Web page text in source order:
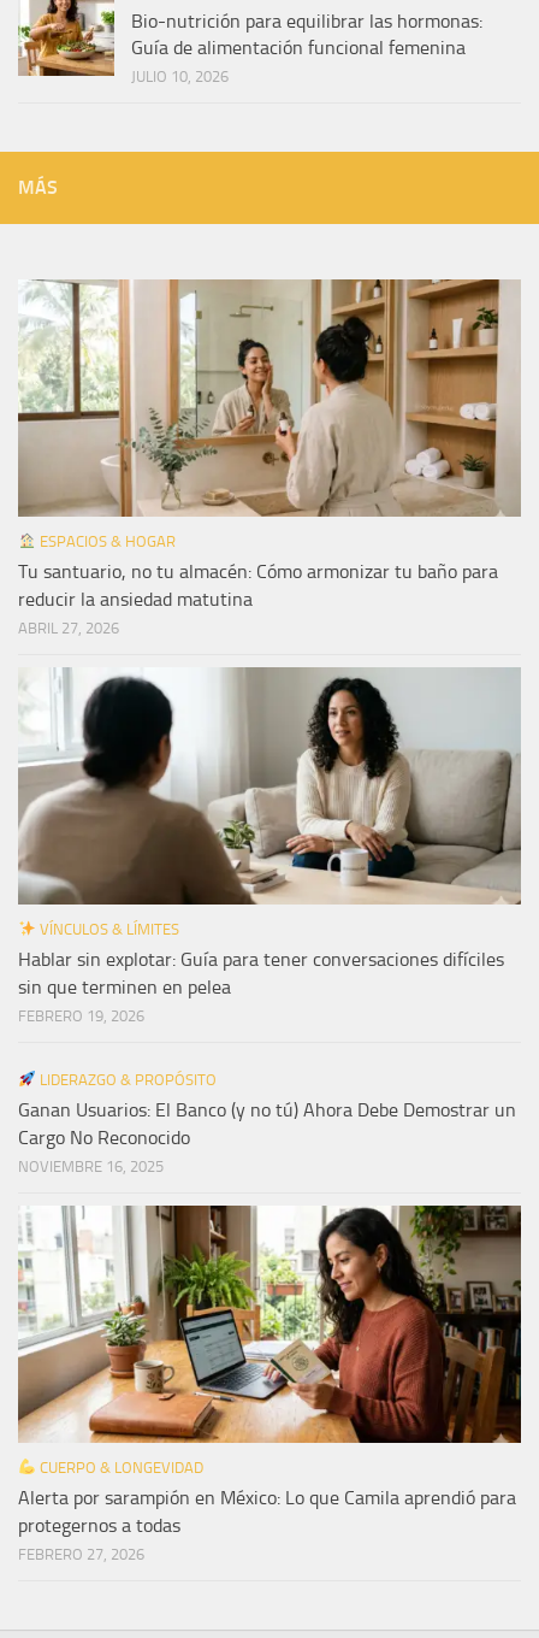
Bio-nutrición para equilibrar las hormonas:
Guía de alimentación funcional femenina
JULIO 10, 2026
MÁS
ESPACIOS & HOGAR
Tu santuario, no tu almacén: Cómo armonizar tu baño para
reducir la ansiedad matutina
ABRIL 27, 2026
VÍNCULOS & LÍMITES
Hablar sin explotar: Guía para tener conversaciones difíciles
sin que terminen en pelea
FEBRERO 19, 2026
LIDERAZGO & PROPÓSITO
Ganan Usuarios: El Banco (y no tú) Ahora Debe Demostrar un
Cargo No Reconocido
NOVIEMBRE 16, 2025
CUERPO & LONGEVIDAD
Alerta por sarampión en México: Lo que Camila aprendió para
protegernos a todas
FEBRERO 27, 2026